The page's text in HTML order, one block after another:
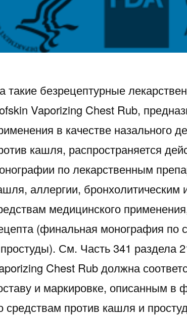
такие безрецептурные
Vaporizing Chest Rub,
в качестве назального
кашля, распространяется
по лекарственным
аллергии, бронхолитическим
медицинского
(финальная монография по
См. Часть 341 раздела
Chest Rub должна
и маркировке, описанным в
средствам против кашля и